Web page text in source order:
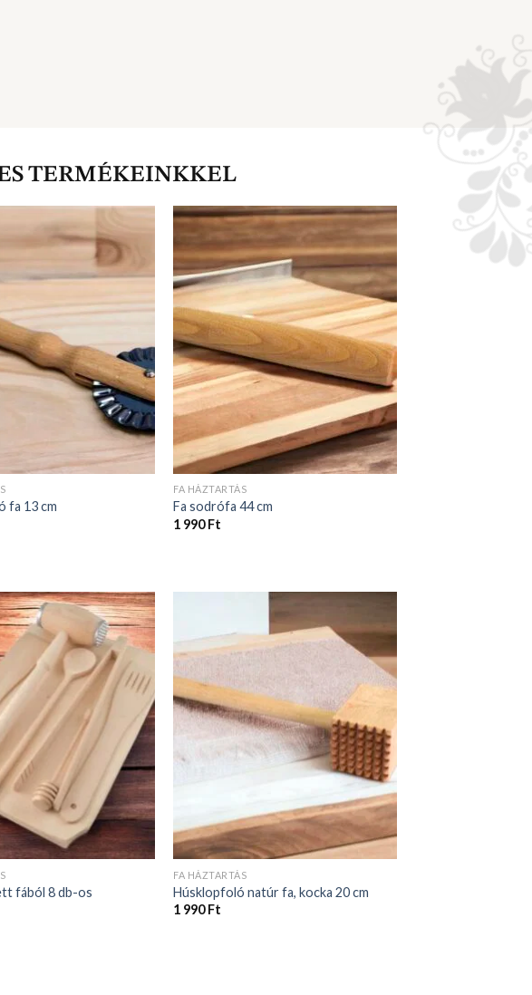
TERMÉKEINKKEL
fa 13 cm
FA HÁZTARTÁS
Fa sodrófa 44 cm
1 990Ft
fából 8 db-os
FA HÁZTARTÁS
Húsklopfoló natúr fa, kocka 20 cm
1 990 Ft